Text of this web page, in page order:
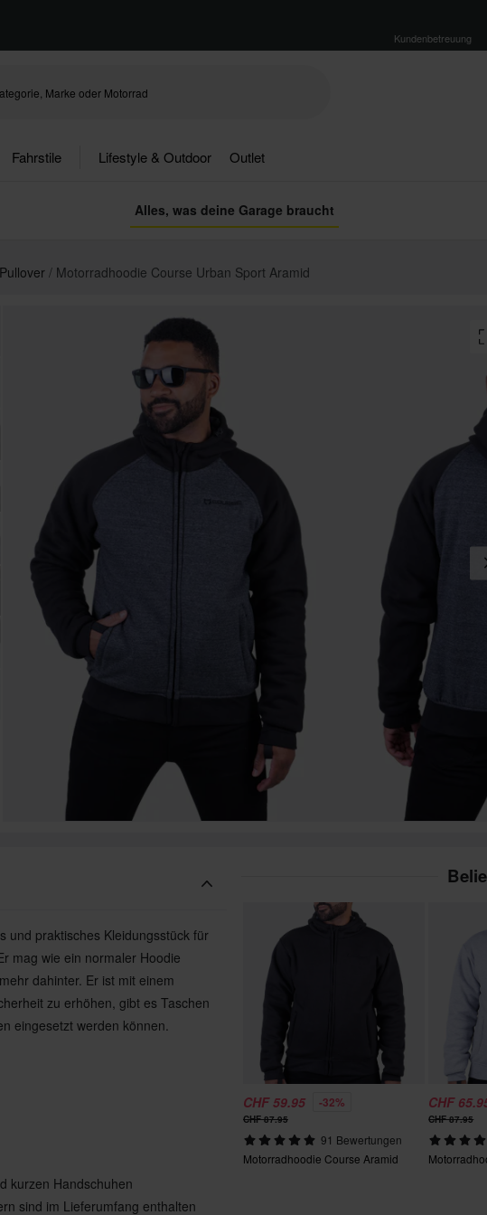
Kundenbetreuung
Fahrstile Lifestyle & Outdoor Outlet
Alles, was deine Garage braucht
Motorradhoodie Course Urban Sport Aramid
und praktisches Kleidungsstück für
mag wie ein normaler Hoodie
dahinter. Er ist mit einem
zu erhöhen, gibt es Taschen
eingesetzt werden können.
kurzen Handschuhen
sind im Lieferumfang enthalten
CHF 59.95 -32%
CHF 87.95
91 Bewertungen
Motorradhoodie Course Aramid
CHF
CHF 87.95